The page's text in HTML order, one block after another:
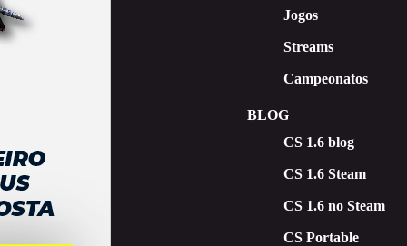
Jogos
Streams
Campeonatos
BLOG
CS 1.6 blog
CS 1.6 Steam
CS 1.6 no Steam
CS Portable